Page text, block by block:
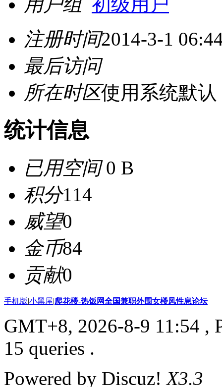
用户组 初级用户
注册时间2014-3-1
最后访问
所在时区使用系统默认
统计信息
已用空间0 B
积分114
威望0
金币84
贡献0
手机版|小黑屋|爬花楼-热饭网全国兼职外围女楼凤性息论坛
GMT+8, 2026-8-9 11:54 ,
15 queries .
Powered by Discuz!X3.3